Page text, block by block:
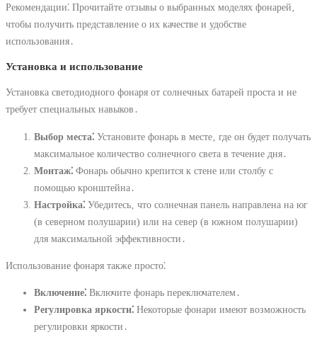
Рекомендации⁚ Прочитайте отзывы о выбранных моделях фонарей‚
чтобы получить представление о их качестве и удобстве
использования․
Установка и использование
Установка светодиодного фонаря от солнечных батарей проста и не
требует специальных навыков․
Выбор места⁚ Установите фонарь в месте‚ где он будет получать
максимальное количество солнечного света в течение дня․
Монтаж⁚ Фонарь обычно крепится к стене или столбу с
помощью кронштейна․
Настройка⁚ Убедитесь‚ что солнечная панель направлена на юг
(в северном полушарии) или на север (в южном полушарии)
для максимальной эффективности․
Использование фонаря также просто⁚
Включение⁚ Включите фонарь переключателем․
Регулировка яркости⁚ Некоторые фонари имеют возможность
регулировки яркости․